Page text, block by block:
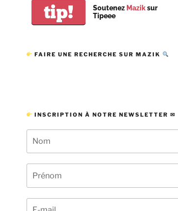
tip! Soutenez Maziksur
Tipeee
FAIRE UNE RECHERCHE SUR MAZIK
INSCRIPTION À NOTRE NEWSLETTER ✉